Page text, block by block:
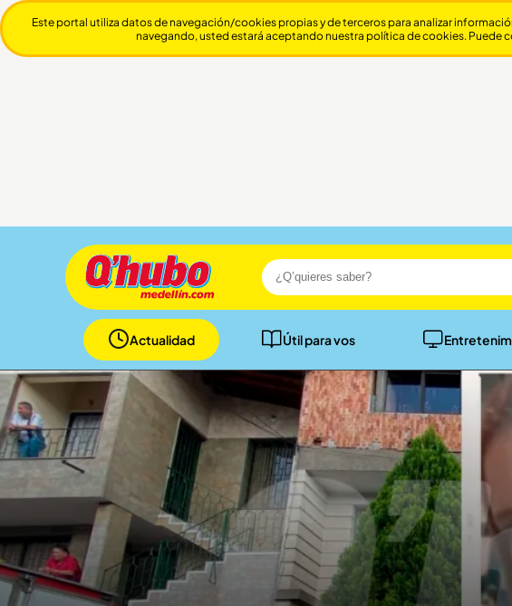
Actualidad Útil para vos
Este portal utiliza datos de navegación/cookies propias y de terceros para analizar
navegando, usted estará aceptando nuestra política de cookies. Puede